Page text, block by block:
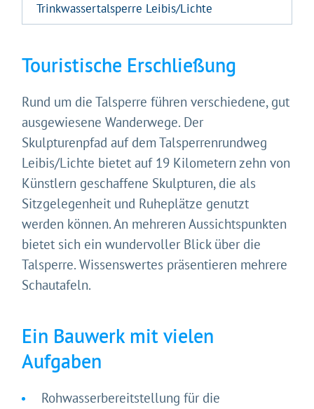
Trinkwassertalsperre Leibis/Lichte
Touristische Erschließung
Rund um die Talsperre führen verschiedene, gut
ausgewiesene Wanderwege. Der
Skulpturenpfad auf dem Talsperrenrundweg
Leibis/Lichte bietet auf 19 Kilometern zehn von
Künstlern geschaffene Skulpturen, die als
Sitzgelegenheit und Ruheplätze genutzt
werden können. An mehreren Aussichtspunkten
bietet sich ein wundervoller Blick über die
Talsperre. Wissenswertes präsentieren mehrere
Schautafeln.
Ein Bauwerk mit vielen
Aufgaben
Rohwasserbereitstellung für die